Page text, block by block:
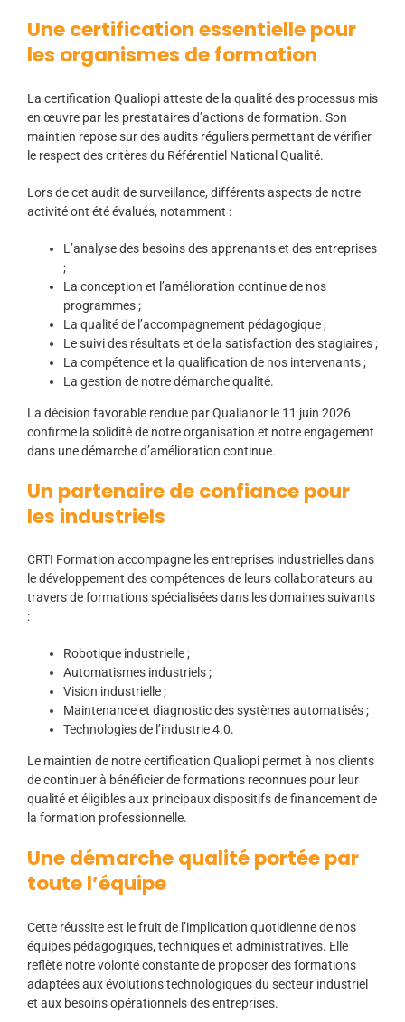
Une certification essentielle pour
les organismes de formation
La certification Qualiopi atteste de la qualité des processus mis
en œuvre par les prestataires d’actions de formation. Son
maintien repose sur des audits réguliers permettant de vérifier
le respect des critères du Référentiel National Qualité.
Lors de cet audit de surveillance, différents aspects de notre
activité ont été évalués, notamment :
L’analyse des besoins des apprenants et des entreprises
;
La conception et l’amélioration continue de nos
programmes ;
La qualité de l’accompagnement pédagogique ;
Le suivi des résultats et de la satisfaction des stagiaires ;
La compétence et la qualification de nos intervenants ;
La gestion de notre démarche qualité.
La décision favorable rendue par Qualianor le 11 juin 2026
confirme la solidité de notre organisation et notre engagement
dans une démarche d’amélioration continue.
Un partenaire de confiance pour
les industriels
CRTI Formation accompagne les entreprises industrielles dans
le développement des compétences de leurs collaborateurs au
travers de formations spécialisées dans les domaines suivants
:
Robotique industrielle ;
Automatismes industriels ;
Vision industrielle ;
Maintenance et diagnostic des systèmes automatisés ;
Technologies de l’industrie 4.0.
Le maintien de notre certification Qualiopi permet à nos clients
de continuer à bénéficier de formations reconnues pour leur
qualité et éligibles aux principaux dispositifs de financement de
la formation professionnelle.
Une démarche qualité portée par
toute l’équipe
Cette réussite est le fruit de l’implication quotidienne de nos
équipes pédagogiques, techniques et administratives. Elle
reflète notre volonté constante de proposer des formations
adaptées aux évolutions technologiques du secteur industriel
et aux besoins opérationnels des entreprises.